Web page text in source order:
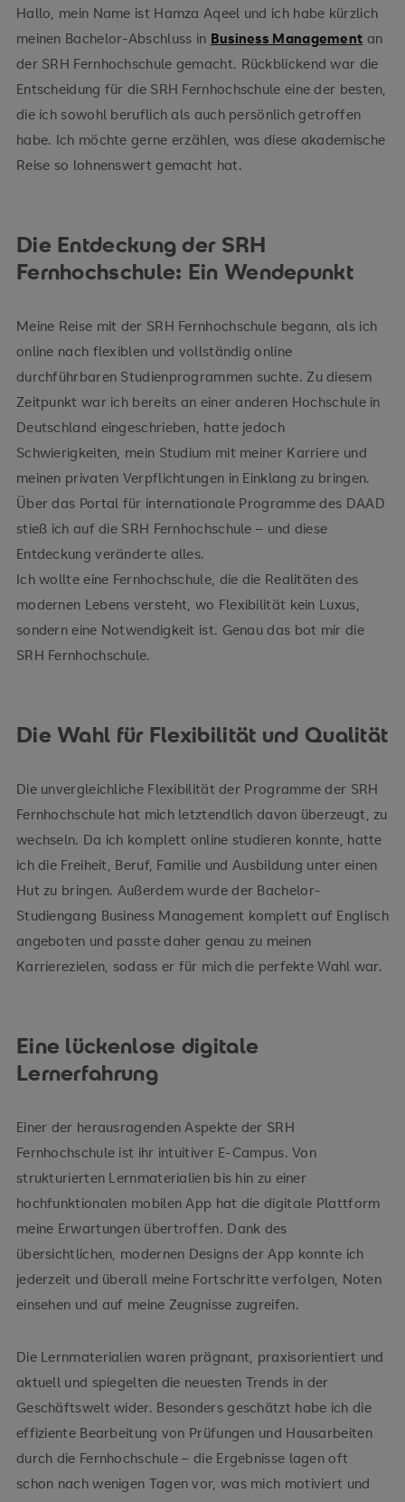
Hallo, mein Name ist Hamza Aqeel und ich habe kürzlich
meinen Bachelor-Abschluss in Business Management an
der SRH Fernhochschule gemacht. Rückblickend war die
Entscheidung für die SRH Fernhochschule eine der besten,
die ich sowohl beruflich als auch persönlich getroffen
habe. Ich möchte gerne erzählen, was diese akademische
Reise so lohnenswert gemacht hat.
Die Entdeckung der SRH
Fernhochschule: Ein Wendepunkt
Meine Reise mit der SRH Fernhochschule begann, als ich
online nach flexiblen und vollständig online
durchführbaren Studienprogrammen suchte. Zu diesem
Zeitpunkt war ich bereits an einer anderen Hochschule in
Deutschland eingeschrieben, hatte jedoch
Schwierigkeiten, mein Studium mit meiner Karriere und
meinen privaten Verpflichtungen in Einklang zu bringen.
Über das Portal für internationale Programme des DAAD
stieß ich auf die SRH Fernhochschule – und diese
Entdeckung veränderte alles.
Ich wollte eine Fernhochschule, die die Realitäten des
modernen Lebens versteht, wo Flexibilität kein Luxus,
sondern eine Notwendigkeit ist. Genau das bot mir die
SRH Fernhochschule.
Die Wahl für Flexibilität und Qualität
Die unvergleichliche Flexibilität der Programme der SRH
Fernhochschule hat mich letztendlich davon überzeugt, zu
wechseln. Da ich komplett online studieren konnte, hatte
ich die Freiheit, Beruf, Familie und Ausbildung unter einen
Hut zu bringen. Außerdem wurde der Bachelor-
Studiengang Business Management komplett auf Englisch
angeboten und passte daher genau zu meinen
Karrierezielen, sodass er für mich die perfekte Wahl war.
Eine lückenlose digitale
Lernerfahrung
Einer der herausragenden Aspekte der SRH
Fernhochschule ist ihr intuitiver E-Campus. Von
strukturierten Lernmaterialien bis hin zu einer
hochfunktionalen mobilen App hat die digitale Plattform
meine Erwartungen übertroffen. Dank des
übersichtlichen, modernen Designs der App konnte ich
jederzeit und überall meine Fortschritte verfolgen, Noten
einsehen und auf meine Zeugnisse zugreifen.
Die Lernmaterialien waren prägnant, praxisorientiert und
aktuell und spiegelten die neuesten Trends in der
Geschäftswelt wider. Besonders geschätzt habe ich die
effiziente Bearbeitung von Prüfungen und Hausarbeiten
durch die Fernhochschule – die Ergebnisse lagen oft
schon nach wenigen Tagen vor, was mich motiviert und